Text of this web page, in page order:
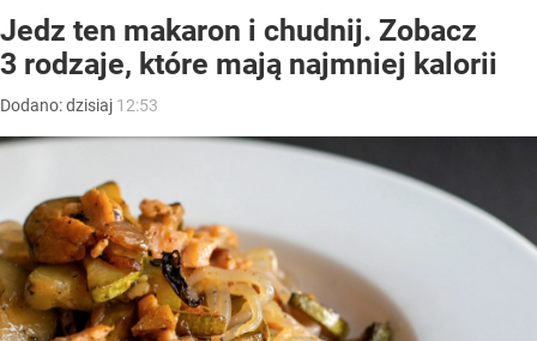
Jedz ten makaron i chudnij. Zobacz
3 rodzaje, które mają najmniej kalorii
Dodano:dzisiaj 12:53